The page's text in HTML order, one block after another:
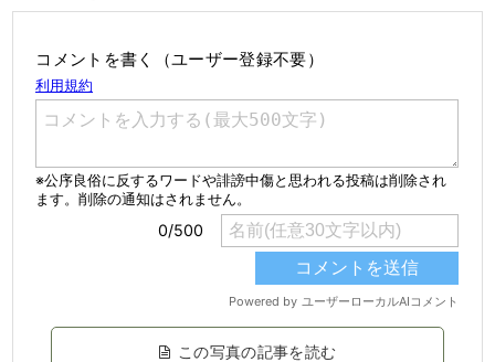
コメントを書く（ユーザー登録不要）
この写真の記事を読む